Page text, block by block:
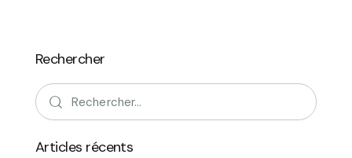
Rechercher
Articles récents